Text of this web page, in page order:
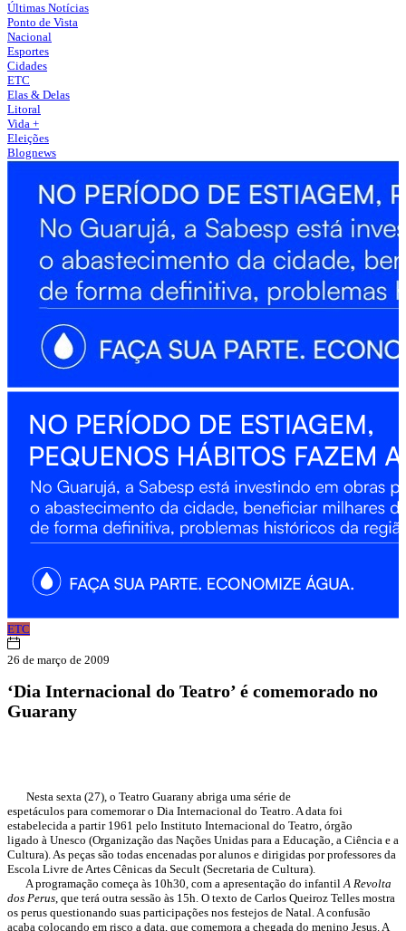
Últimas Notícias
Ponto de Vista
Nacional
Esportes
Cidades
ETC
Elas & Delas
Litoral
Vida +
Eleições
Blognews
ETC
26 de março de 2009
‘Dia Internacional do Teatro’ é comemorado no
Guarany
Nesta sexta (27), o Teatro Guarany abriga uma série de
espetáculos para comemorar o Dia Internacional do Teatro. A data foi
estabelecida a partir 1961 pelo Instituto Internacional do Teatro, órgão
ligado à Unesco (Organização das Nações Unidas para a Educação, a Ciência e a
Cultura). As peças são todas encenadas por alunos e dirigidas por professores da
Escola Livre de Artes Cênicas da Secult (Secretaria de Cultura).
A programação começa às 10h30, com a apresentação do infantil A Revolta
dos Perus , que terá outra sessão às 15h. O texto de Carlos Queiroz Telles mostra
os perus questionando suas participações nos festejos de Natal. A confusão
acaba colocando em risco a data, que comemora a chegada do menino Jesus. A